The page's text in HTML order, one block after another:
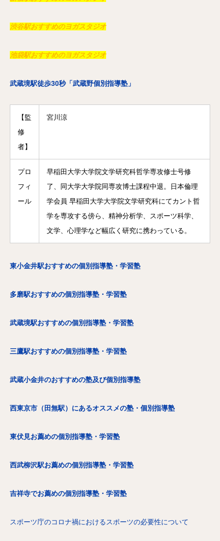
渋谷駅おすすめのヨガスタジオ
池袋駅おすすめのヨガスタジオ
武蔵境駅徒歩30秒「武蔵野個別指導塾」
【監
修
者】
宮川涼
プロ
フィ
ール
早稲田大学大学院文学研究科哲学専攻修士号修
了、同大学大学院同専攻博士課程中退。日本倫理
学会員 早稲田大学大学院文学研究科にてカント哲
学を専攻する傍ら、精神分析学、スポーツ科学、
文学、心理学など幅広く研究に携わっている。
東小金井駅おすすめの個別指導塾・学習塾
多磨駅おすすめの個別指導塾・学習塾
武蔵境駅おすすめの個別指導塾・学習塾
三鷹駅おすすめの個別指導塾・学習塾
武蔵小金井のおすすめの塾及び個別指導塾
西東京市（田無駅）にあるオススメの塾・個別指導塾
東伏見お薦めの個別指導塾・学習塾
西武柳沢駅お薦めの個別指導塾・学習塾
吉祥寺でお薦めの個別指導塾・学習塾
スポーツ庁のコロナ禍におけるスポーツの必要性について